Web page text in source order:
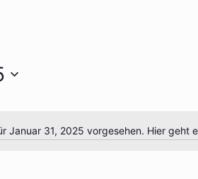
Hinweis
Januar 31, 2025 vorgesehen. Hier geht